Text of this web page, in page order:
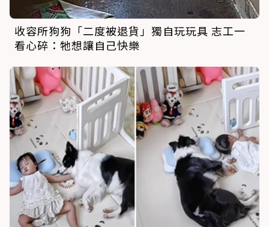
收容所狗狗「二度被退貨」獨自玩玩具 志工一
看心碎：牠想讓自己快樂